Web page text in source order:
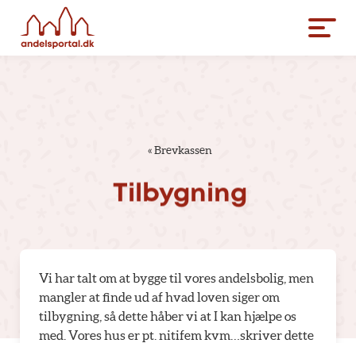
«Brevkassen
Tilbygning
Vi har talt om at bygge til vores andelsbolig, men
mangler at finde ud af hvad loven siger om
tilbygning, så dette håber vi at I kan hjælpe os
med. Vores hus er pt. nitifem kvm…skriver dette